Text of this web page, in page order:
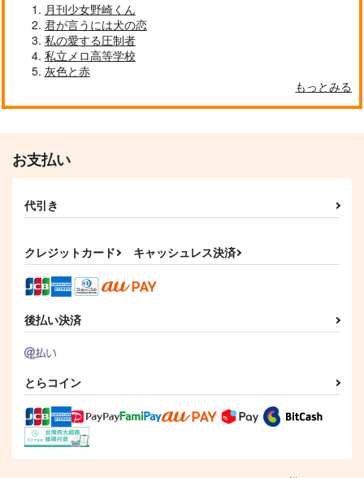
月刊少女野崎くん
君が言うには犬の恋
私の愛する圧制者
私立メロ高等学校
灰色と赤
もっとみる
お支払い
代引き
クレジットカード キャッシュレス決済
後払い決済
とらコイン